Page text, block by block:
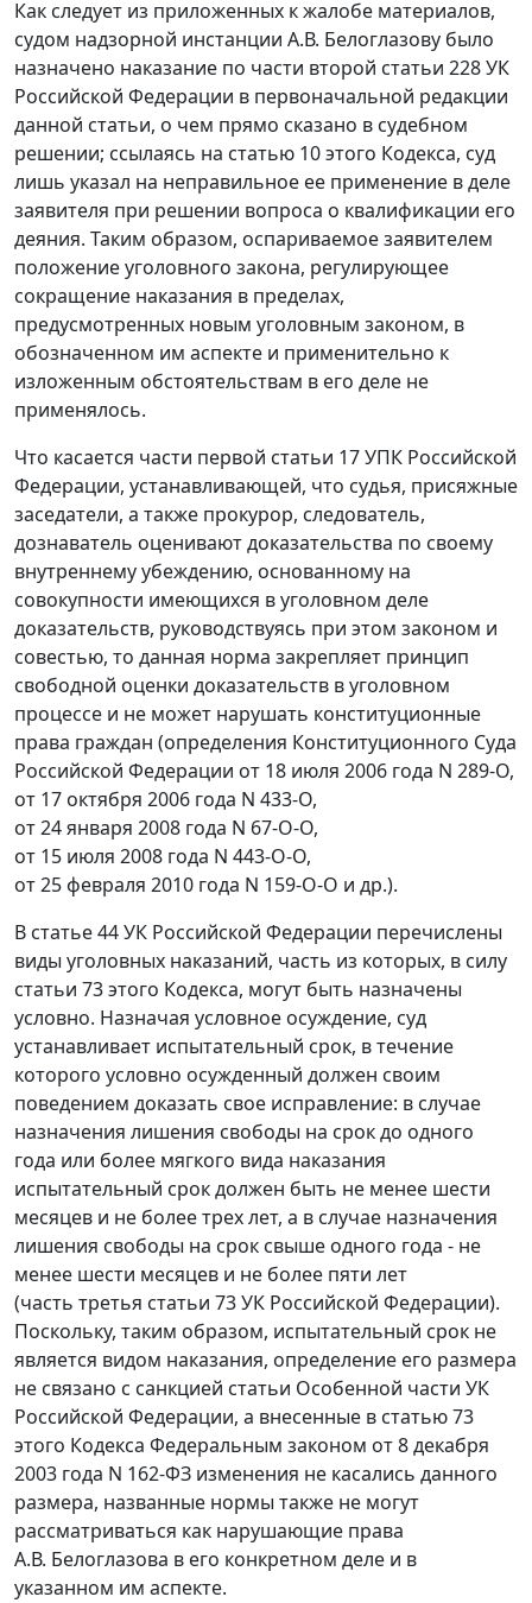
Как следует из приложенных к жалобе материалов,
судом надзорной инстанции А.В. Белоглазову было
назначено наказание по части второй статьи 228 УК
Российской Федерации в первоначальной редакции
данной статьи, о чем прямо сказано в судебном
решении; ссылаясь на статью 10 этого Кодекса, суд
лишь указал на неправильное ее применение в деле
заявителя при решении вопроса о квалификации его
деяния. Таким образом, оспариваемое заявителем
положение уголовного закона, регулирующее
сокращение наказания в пределах,
предусмотренных новым уголовным законом, в
обозначенном им аспекте и применительно к
изложенным обстоятельствам в его деле не
применялось.
Что касается части первой статьи 17 УПК Российской
Федерации, устанавливающей, что судья, присяжные
заседатели, а также прокурор, следователь,
дознаватель оценивают доказательства по своему
внутреннему убеждению, основанному на
совокупности имеющихся в уголовном деле
доказательств, руководствуясь при этом законом и
совестью, то данная норма закрепляет принцип
свободной оценки доказательств в уголовном
процессе и не может нарушать конституционные
права граждан (определения Конституционного Суда
Российской Федерации от 18 июля 2006 года N 289-О,
от 17 октября 2006 года N 433-О,
от 24 января 2008 года N 67-О-О,
от 15 июля 2008 года N 443-О-О,
от 25 февраля 2010 года N 159-О-О и др.).
В статье 44 УК Российской Федерации перечислены
виды уголовных наказаний, часть из которых, в силу
статьи 73 этого Кодекса, могут быть назначены
условно. Назначая условное осуждение, суд
устанавливает испытательный срок, в течение
которого условно осужденный должен своим
поведением доказать свое исправление: в случае
назначения лишения свободы на срок до одного
года или более мягкого вида наказания
испытательный срок должен быть не менее шести
месяцев и не более трех лет, а в случае назначения
лишения свободы на срок свыше одного года - не
менее шести месяцев и не более пяти лет
(часть третья статьи 73 УК Российской Федерации).
Поскольку, таким образом, испытательный срок не
является видом наказания, определение его размера
не связано с санкцией статьи Особенной части УК
Российской Федерации, а внесенные в статью 73
этого Кодекса Федеральным законом от 8 декабря
2003 года N 162-ФЗ изменения не касались данного
размера, названные нормы также не могут
рассматриваться как нарушающие права
А.В. Белоглазова в его конкретном деле и в
указанном им аспекте.